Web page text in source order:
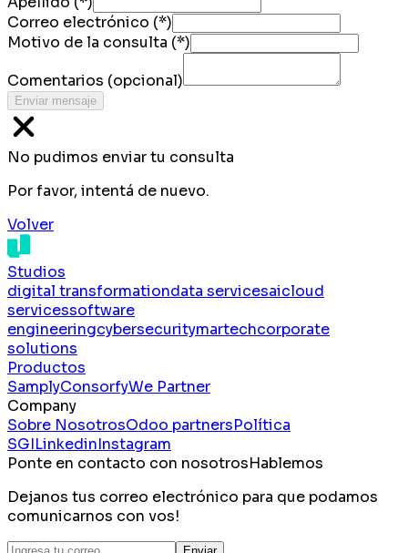
Correo electrónico (*)
Motivo de la consulta (*)
Comentarios (opcional)
Enviar mensaje
No pudimos enviar tu consulta
Por favor, intentá de nuevo.
Volver
Studios
digital transformationdata servicesaicloud
servicessoftware
engineeringcybersecuritymartechcorporate
solutions
Productos
SamplyConsorfyWe Partner
Company
Sobre NosotrosOdoo partnersPolítica
SGILinkedinInstagram
Ponte en contacto con nosotrosHablemos
Dejanos tus correo electrónico para que podamos
comunicarnos con vos!